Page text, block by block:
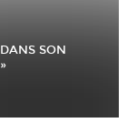
SON